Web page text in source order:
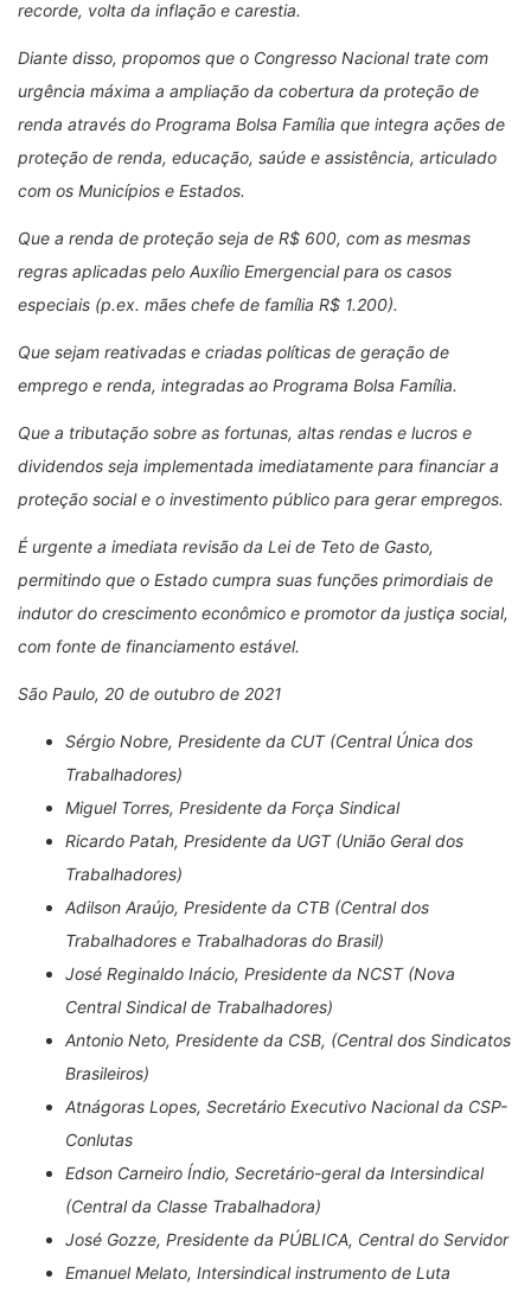
recorde, volta da inflação e carestia.
Diante disso, propomos que o Congresso Nacional trate com
urgência máxima a ampliação da cobertura da proteção de
renda através do Programa Bolsa Família que integra ações de
proteção de renda, educação, saúde e assistência, articulado
com os Municípios e Estados.
Que a renda de proteção seja de R$ 600, com as mesmas
regras aplicadas pelo Auxílio Emergencial para os casos
especiais (p.ex. mães chefe de família R$ 1.200).
Que sejam reativadas e criadas políticas de geração de
emprego e renda, integradas ao Programa Bolsa Família.
Que a tributação sobre as fortunas, altas rendas e lucros e
dividendos seja implementada imediatamente para financiar a
proteção social e o investimento público para gerar empregos.
É urgente a imediata revisão da Lei de Teto de Gasto,
permitindo que o Estado cumpra suas funções primordiais de
indutor do crescimento econômico e promotor da justiça social,
com fonte de financiamento estável.
São Paulo, 20 de outubro de 2021
Sérgio Nobre, Presidente da CUT (Central Única dos
Trabalhadores)
Miguel Torres, Presidente da Força Sindical
Ricardo Patah, Presidente da UGT (União Geral dos
Trabalhadores)
Adilson Araújo, Presidente da CTB (Central dos
Trabalhadores e Trabalhadoras do Brasil)
José Reginaldo Inácio, Presidente da NCST (Nova
Central Sindical de Trabalhadores)
Antonio Neto, Presidente da CSB, (Central dos Sindicatos
Brasileiros)
Atnágoras Lopes, Secretário Executivo Nacional da CSP-
Conlutas
Edson Carneiro Índio, Secretário-geral da Intersindical
(Central da Classe Trabalhadora)
José Gozze, Presidente da PÚBLICA, Central do Servidor
Emanuel Melato, Intersindical instrumento de Luta